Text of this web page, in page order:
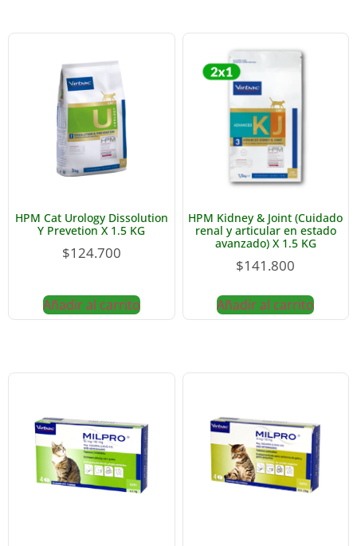
HPM Cat Urology Dissolution
Y Prevetion X 1.5 KG
$124.700
Añadir al carrito
HPM Kidney & Joint (Cuidado
renal y articular en estado
avanzado) X 1.5 KG
$141.800
Añadir al carrito